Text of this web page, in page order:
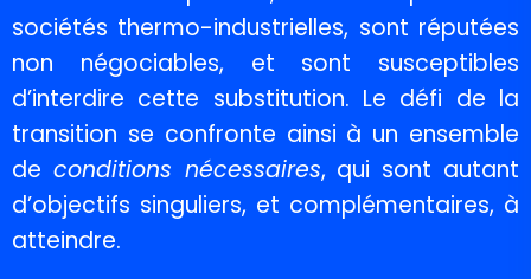
sociétés thermo-industrielles, sont réputées
non négociables, et sont susceptibles
d’interdire cette substitution. Le défi de la
transition se confronte ainsi à un ensemble
de conditions nécessaires, qui sont autant
d’objectifs singuliers, et complémentaires, à
atteindre.